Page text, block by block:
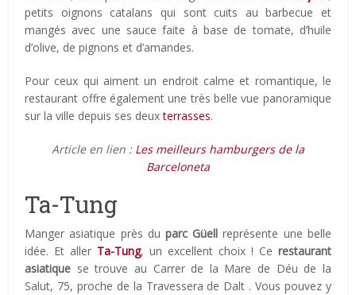
petits oignons catalans qui sont cuits au barbecue et
mangés avec une sauce faite à base de tomate, d’huile
d’olive, de pignons et d’amandes.
Pour ceux qui aiment un endroit calme et romantique, le
restaurant offre également une très belle vue panoramique
sur la ville depuis ses deuxterrasses.
Article en lien : Les meilleurs hamburgers de la
Barceloneta
Ta-Tung
Manger asiatique près du parc Güell représente une belle
idée. Et aller Ta-Tung, un excellent choix ! Ce restaurant
asiatique se trouve au Carrer de la Mare de Déu de la
Salut, 75, proche de la Travessera de Dalt . Vous pouvez y